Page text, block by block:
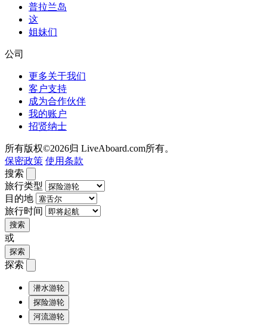
普拉兰岛
这
姐妹们
公司
更多关于我们
客户支持
成为合作伙伴
我的账户
招贤纳士
所有版权©2026归 LiveAboard.com所有。
保密政策 使用条款
搜索
旅行类型
目的地
旅行时间
搜索
或
探索
探索
潜水游轮
探险游轮
河流游轮